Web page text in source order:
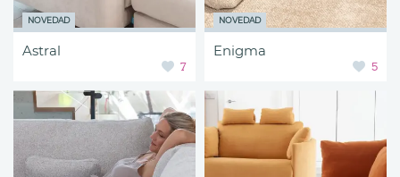
NOVEDAD
Astral
7
NOVEDAD
Enigma
5